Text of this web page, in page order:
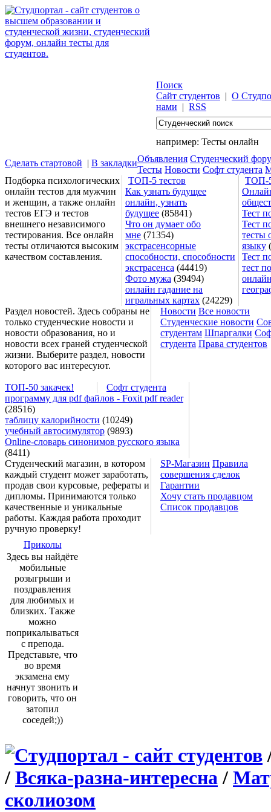
Поиск
Сайт студентов | О
нами | RSS
например: Тесты онлайн
Сделать стартовой | В закладкиОбъявления Студенческий
Тесты Новости Софт студента
Подборка психологических
онлайн тестов для мужчин
и женщин, а также онлайн
тестов ЕГЭ и тестов
внешнего независимого
тестирования. Все онлайн
тесты отличаются высоким
качеством составления.
ТОП-5 тестов
ТОП-
Как узнать будущее
онлайн, узнать
будущее (85841)
Что он думает обо
мне (71354)
экстрасенсорные
способности, способности
экстрасенса (44419)
Фото мужа (39494)
онлайн гадание на
игральных картах (24229)
Тест
Тест
тесты
языку
Тест
тест
Раздел новостей. Здесь собраны не
только студенческие новости и
новости образования, но и
новости всех граней студенческой
жизни. Выберите раздел, новости
которого вас интересуют.
Новости Все новости
Студенческие новости
студентам Шпаргалки
студента Права студентов
ТОП-50 закачек!
Софт студента
программу для pdf файлов - Foxit pdf reader
(28516)
таблицу калорийности (10249)
учебный автосимулятор (9893)
Online-словарь синонимов русского языка
(8411)
Студенческий магазин, в котором
каждый студент может заработать,
продав свои курсовые, рефераты и
дипломы. Принимаются только
качественные и уникальные
работы. Каждая работа проходит
ручную проверку!
SP-Магазин Правила
совершения сделок
Гарантии
Хочу стать продавцом
Список продавцов
Приколы
Здесь вы найдёте
мобильные
розыгрыши и
поздравления
для любимых и
близких. Также
можно
поприкалываться
с препода.
Представьте, что
во время
экзамена ему
начнут звонить и
говорить, что он
затопил
соседей;))
/ Всяка-разна-интересна/
сколиозом